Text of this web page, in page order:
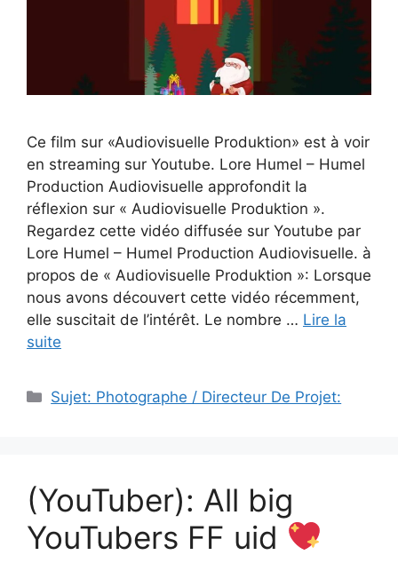
Ce film sur «Audiovisuelle Produktion» est à voir
en streaming sur Youtube. Lore Humel – Humel
Production Audiovisuelle approfondit la
réflexion sur « Audiovisuelle Produktion ».
Regardez cette vidéo diffusée sur Youtube par
Lore Humel – Humel Production Audiovisuelle. à
propos de « Audiovisuelle Produktion »: Lorsque
nous avons découvert cette vidéo récemment,
elle suscitait de l’intérêt. Le nombre … Lire la
suite
Catégories
Sujet: Photographe / Directeur De Projet:
(YouTuber): All big
YouTubers FF uid